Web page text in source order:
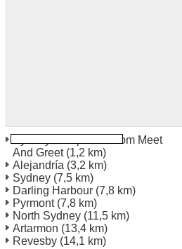
Sydney Aeropuerto Dom Meet
And Greet(1,2 km)
Alejandría (3,2 km)
Sydney (7,5 km)
Darling Harbour (7,8 km)
Pyrmont(7,8 km)
North Sydney (11,5 km)
Artarmon (13,4 km)
Revesby (14,1 km)